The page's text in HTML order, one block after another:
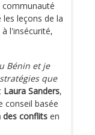
communauté
leçons de la
l'insécurité,
Bénin et je
que
Laura Sanders,
conseil basée
des conflits en